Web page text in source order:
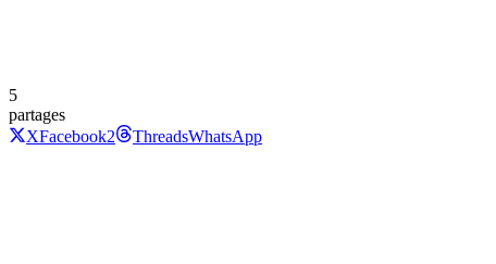
5
partages
XFacebook2 ThreadsWhatsApp